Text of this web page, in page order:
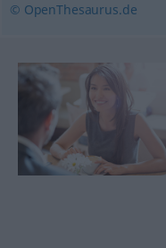
© OpenThesaurus.de